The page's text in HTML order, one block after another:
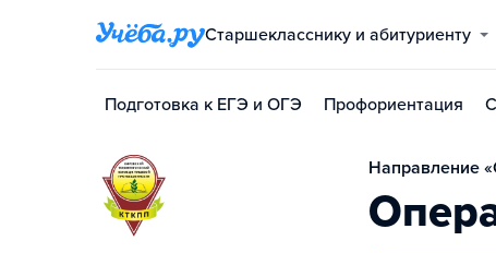
Старшекласснику и абитуриенту
Подготовка к ЕГЭ и ОГЭ Профориентация
Направление